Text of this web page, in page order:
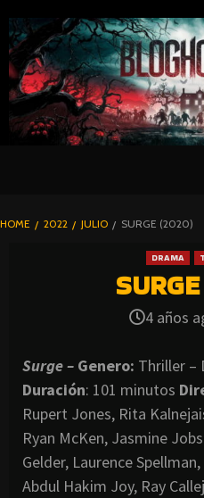
TO
CONTENT
BLOGHORROR
HOME 2022 JULIO SURGE (2020)
DRAMA
4 años
Surge – Genero: Thriller –
Duración: 101 minutos
Rupert Jones, Rita
Ryan McKen, Jasmine
Gelder, Laurence
Abdul Hakim Joy, Ray